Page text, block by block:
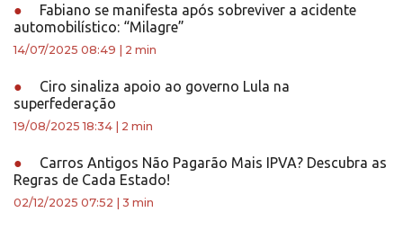
●
Fabiano se manifesta após sobreviver a acidente
automobilístico: “Milagre”
14/07/2025 08:49 2 min
●
Ciro sinaliza apoio ao governo Lula na
superfederação
19/08/2025 18:34 2 min
●
Carros Antigos Não Pagarão Mais IPVA? Descubra as
Regras de Cada Estado!
02/12/2025 07:52 3 min